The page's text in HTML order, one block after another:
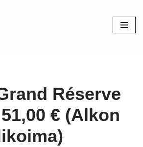
Réserve
€ (Alkon